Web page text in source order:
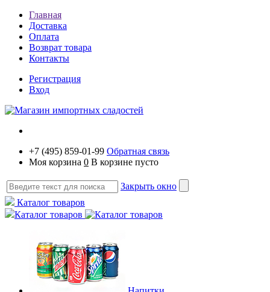
Главная
Доставка
Оплата
Возврат товара
Контакты
Регистрация
Вход
+7 (495) 859-01-99 Обратная связь
Моя корзина 0 В корзине пусто
Закрыть окно
Каталог товаров
Каталог товаров